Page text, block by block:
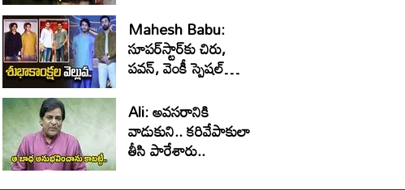
Mahesh Babu:
సూపర్‌స్టార్‌కు చిరు,
పవన్‌, వెంకీ స్పెషల్‌
Ali: అవసరానికి
వాడుకుని.. కరివేపాకులా
తీసి పారేశారు..